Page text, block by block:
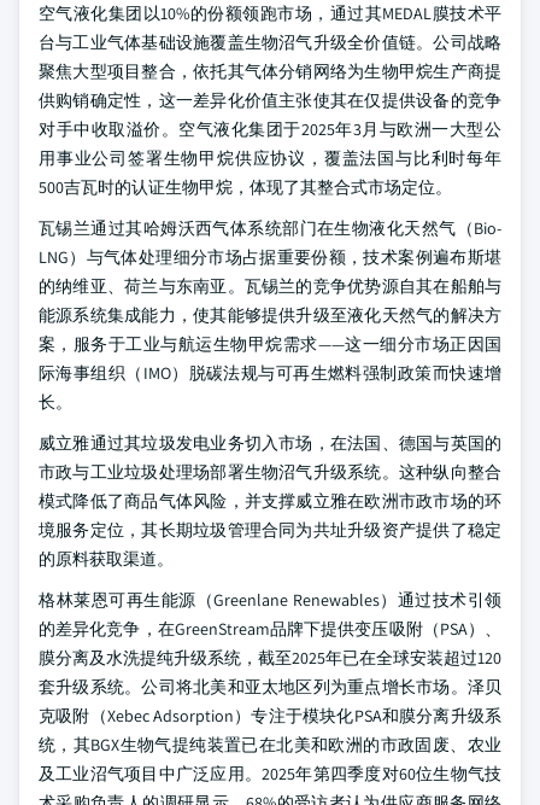
空气液化集团以10%的份额领跑市场，通过其MEDAL膜技术平
台与工业气体基础设施覆盖生物沼气升级全价值链。公司战略
聚焦大型项目整合，依托其气体分销网络为生物甲烷生产商提
供购销确定性，这一差异化价值主张使其在仅提供设备的竞争
对手中收取溢价。空气液化集团于2025年3月与欧洲一大型公
用事业公司签署生物甲烷供应协议，覆盖法国与比利时每年
500吉瓦时的认证生物甲烷，体现了其整合式市场定位。
瓦锡兰通过其哈姆沃西气体系统部门在生物液化天然气（Bio-
LNG）与气体处理细分市场占据重要份额，技术案例遍布斯堪
的纳维亚、荷兰与东南亚。瓦锡兰的竞争优势源自其在船舶与
能源系统集成能力，使其能够提供升级至液化天然气的解决方
案，服务于工业与航运生物甲烷需求——这一细分市场正因国
际海事组织（IMO）脱碳法规与可再生燃料强制政策而快速增
长。
威立雅通过其垃圾发电业务切入市场，在法国、德国与英国的
市政与工业垃圾处理场部署生物沼气升级系统。这种纵向整合
模式降低了商品气体风险，并支撑威立雅在欧洲市政市场的环
境服务定位，其长期垃圾管理合同为共址升级资产提供了稳定
的原料获取渠道。
格林莱恩可再生能源（Greenlane Renewables）通过技术引领
的差异化竞争，在GreenStream品牌下提供变压吸附（PSA）、
膜分离及水洗提纯升级系统，截至2025年已在全球安装超过120
套升级系统。公司将北美和亚太地区列为重点增长市场。泽贝
克吸附（Xebec Adsorption）专注于模块化PSA和膜分离升级系
统，其BGX生物气提纯装置已在北美和欧洲的市政固废、农业
及工业沼气项目中广泛应用。2025年第四季度对60位生物气技